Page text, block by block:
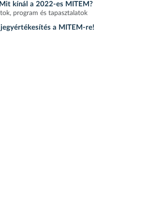
kínál a 2022-es MITEM?
program és tapasztalatok
a MITEM-re!